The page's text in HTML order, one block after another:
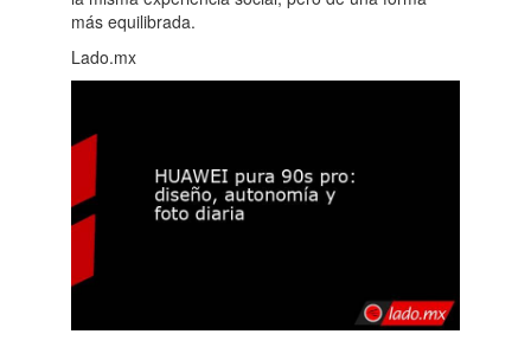
más equilibrada.
Lado.mx